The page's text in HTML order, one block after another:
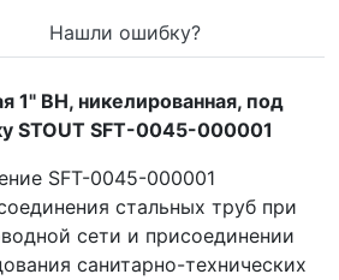
Нашли ошибку?
1" ВН, никелированная, под
STOUT SFT-0045-000001
SFT-0045-000001
стальных труб при
сети и присоединении
санитарно-технических